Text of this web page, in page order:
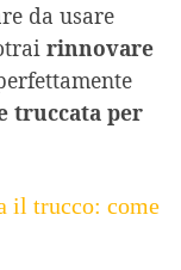
da usare
rinnovare
truccata per
il trucco: come